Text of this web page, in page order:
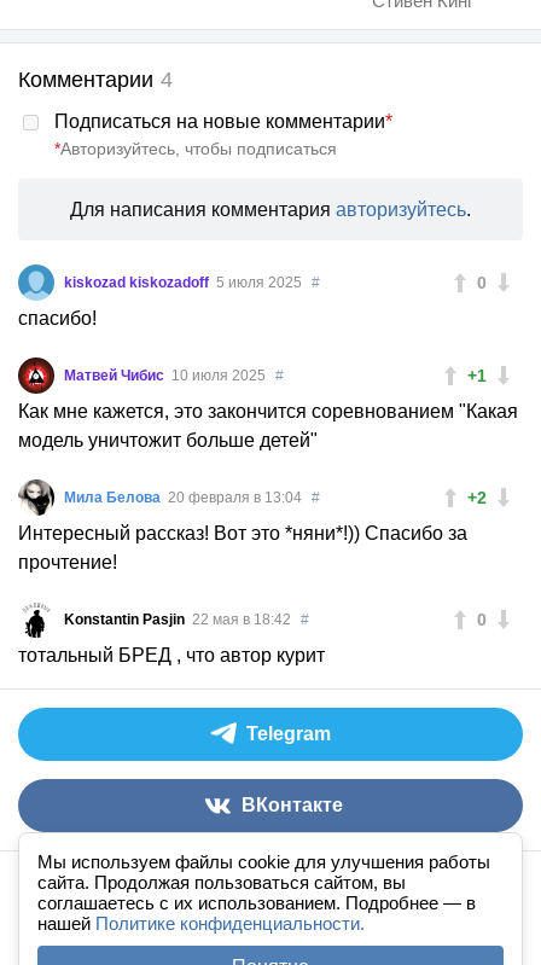
Мы используем файлы cookie для улучшения работы
сайта. Продолжая пользоваться сайтом, вы
соглашаетесь с их использованием. Подробнее — в
нашей Политике конфиденциальности.
Комментарии 4
Подписаться на новые комментарии*
*Авторизуйтесь, чтобы подписаться
Для написания комментария авторизуйтесь.
0
kiskozad kiskozadoff 5 июля 2025 #
спасибо!
+1
Матвей Чибис 10 июля 2025 #
Как мне кажется, это закончится соревнованием "Какая
модель уничтожит больше детей"
+2
Мила Белова 20 февраля в 13:04 #
Интересный рассказ! Вот это *няни*!)) Спасибо за
прочтение!
0
Konstantin Pasjin 22 мая в 18:42 #
тотальный БРЕД , что автор курит
Telegram
ВКонтакте
Аудиокниги слушать онлайн книгав ухе
По всем вопросам:admin@knigavuhe.ru
Правила сайта ·